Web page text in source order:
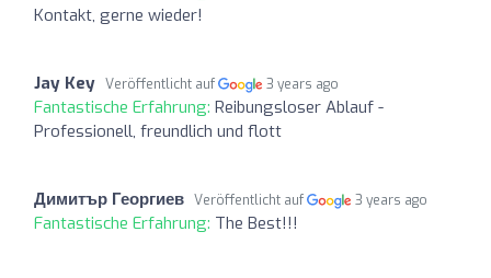
Kontakt, gerne wieder!
Jay Key Veröffentlicht auf 3 years ago
Fantastische Erfahrung: Reibungsloser Ablauf -
Professionell, freundlich und flott
Димитър Георгиев Veröffentlicht auf 3 years ago
Fantastische Erfahrung: The Best!!!